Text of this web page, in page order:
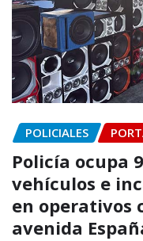
POLICIALES
Policía ocupa
vehículos e
en operativos
avenida